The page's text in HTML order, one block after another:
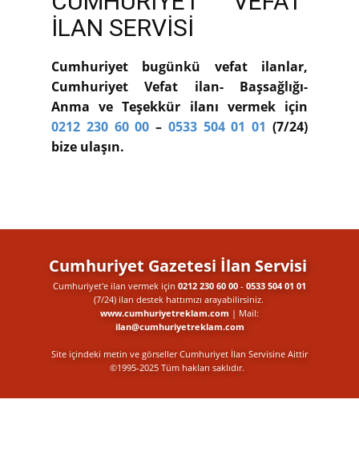
İLAN SERVİSİ
Cumhuriyet bugünkü vefat ilanlar,
Cumhuriyet Vefat ilan- Başsağlığı-
Anma ve Teşekkür ilanı vermek için
0212 230 60 00 – 0533 504 01 01 (7/24)
bize ulaşın.
Cumhuriyet Gazetesi İlan Servisi
Cumhuriyet'e ilan vermek için 0212 230 60 00 - 0533 504 01 01
(7/24) ilan destek​ hattımızı arayabilirsiniz.
www.cumhuriyetreklam.com | Mail:
ilan@cumhuriyetreklam.com
Site içindeki metin ve görseller Cumhuriyet İlan Servisine Aittir
©1995-2025 Tüm hakları saklıdır.